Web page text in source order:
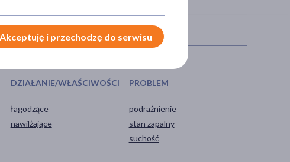
DZIAŁANIE/WŁAŚCIWOŚCI
łagodzące
nawilżające
PROBLEM
podrażnienie
stan zapalny
suchość
Akceptuję i przechodzę do serwisu